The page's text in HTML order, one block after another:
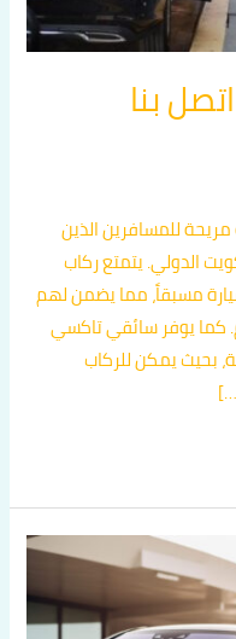
بنا
للمسافرين الذين
الدولي. يتمتع ركاب
مسبقاً، مما يضمن لهم
كما يوفر سائقي تاكسي
بحيث يمكن للركاب